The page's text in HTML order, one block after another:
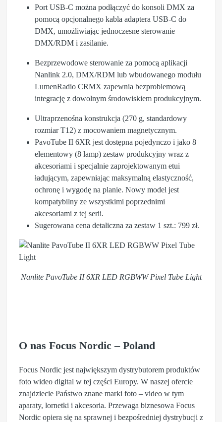
Port USB-C można podłączyć do konsoli DMX za
pomocą opcjonalnego kabla adaptera USB-C do
DMX, umożliwiając jednoczesne sterowanie
DMX/RDM i zasilanie.
Bezprzewodowe sterowanie za pomocą aplikacji
Nanlink 2.0, DMX/RDM lub wbudowanego modułu
LumenRadio CRMX zapewnia bezproblemową
integrację z dowolnym środowiskiem produkcyjnym.
Ultraprzenośna konstrukcja (270 g, standardowy
rozmiar T12) z mocowaniem magnetycznym.
PavoTube II 6XR jest dostępna pojedynczo i jako 8
elementowy (8 lamp) zestaw produkcyjny wraz z
akcesoriami i specjalnie zaprojektowanym etui
ładującym, zapewniając maksymalną elastyczność,
ochronę i wygodę na planie. Nowy model jest
kompatybilny ze wszystkimi poprzednimi
akcesoriami z tej serii.
Sugerowana cena detaliczna za zestaw 1 szt.: 799 zł.
Nanlite PavoTube II 6XR LED RGBWW Pixel Tube Light
O nas Focus Nordic – Poland
Focus Nordic jest największym dystrybutorem produktów
foto wideo digital w tej części Europy. W naszej ofercie
znajdziecie Państwo znane marki foto – video w tym
aparaty, lornetki i akcesoria. Przewaga biznesowa Focus
Nordic opiera się na sprawnej i bezpośredniej dystrybucji z